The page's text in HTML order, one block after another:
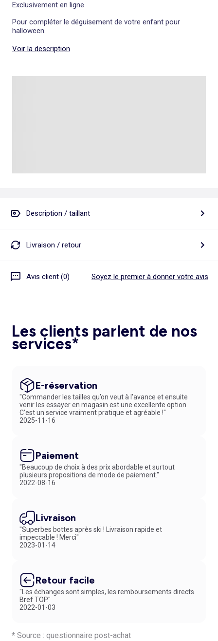
Exclusivement en ligne
Pour compléter le déguisement de votre enfant pour
halloween.
Voir la description
Description / taillant
Livraison / retour
Avis client (0) Soyez le premier à donner votre avis
Les clients parlent de nos
services*
E-réservation
"Commander les tailles qu’on veut à l’avance et ensuite
venir les essayer en magasin est une excellente option.
C’est un service vraiment pratique et agréable !"
2025-11-16
Paiement
"Beaucoup de choix à des prix abordable et surtout
plusieurs propositions de mode de paiement."
2022-08-16
Livraison
"Superbes bottes après ski ! Livraison rapide et
impeccable ! Merci"
2023-01-14
Retour facile
"Les échanges sont simples, les remboursements directs.
Bref TOP."
2022-01-03
* Source : questionnaire post-achat